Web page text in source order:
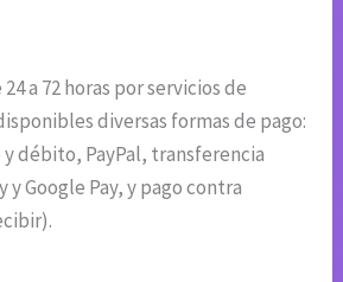
a 72 horas por servicios de
diversas formas de pago:
débito, PayPal, transferencia
y Google Pay, y pago contra